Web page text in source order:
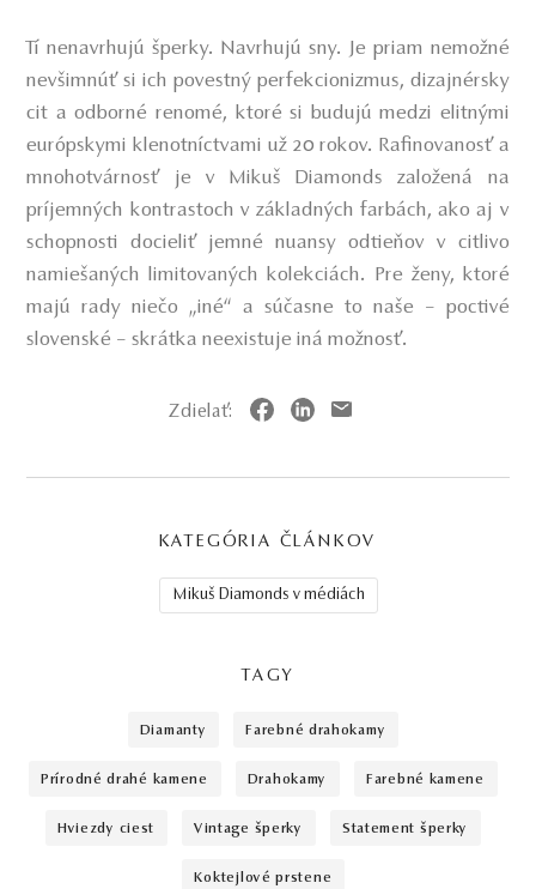
Tí nenavrhujú šperky. Navrhujú sny. Je priam nemožné
nevšimnúť si ich povestný perfekcionizmus, dizajnérsky
cit a odborné renomé, ktoré si budujú medzi elitnými
európskymi klenotníctvami už 20 rokov. Rafinovanosť a
mnohotvárnosť je v Mikuš Diamonds založená na
príjemných kontrastoch v základných farbách, ako aj v
schopnosti docieliť jemné nuansy odtieňov v citlivo
namiešaných limitovaných kolekciách. Pre ženy, ktoré
majú rady niečo „iné“ a súčasne to naše – poctivé
slovenské – skrátka neexistuje iná možnosť.
Zdielať:
KATEGÓRIA ČLÁNKOV
Mikuš Diamonds v médiách
TAGY
diamanty farebné drahokamy
prírodné drahé kamene drahokamy farebné kamene
Hviezdy ciest vintage šperky statement šperky
koktejlové prstene